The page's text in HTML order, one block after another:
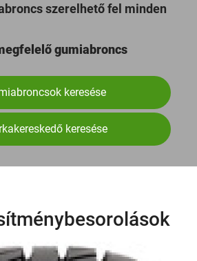
szerelhető fel minden
gumiabroncs
keresése
keresése